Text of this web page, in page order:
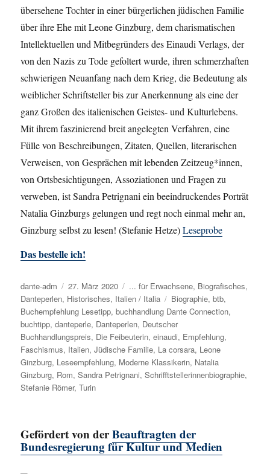
übersehene Tochter in einer bürgerlichen jüdischen Familie
über ihre Ehe mit Leone Ginzburg, dem charismatischen
Intellektuellen und Mitbegründers des Einaudi Verlags, der
von den Nazis zu Tode gefoltert wurde, ihren schmerzhaften
schwierigen Neuanfang nach dem Krieg, die Bedeutung als
weiblicher Schriftsteller bis zur Anerkennung als eine der
ganz Großen des italienischen Geistes- und Kulturlebens.
Mit ihrem faszinierend breit angelegten Verfahren, eine
Fülle von Beschreibungen, Zitaten, Quellen, literarischen
Verweisen, von Gesprächen mit lebenden Zeitzeug*innen,
von Ortsbesichtigungen, Assoziationen und Fragen zu
verweben, ist Sandra Petrignani ein beeindruckendes Porträt
Natalia Ginzburgs gelungen und regt noch einmal mehr an,
Ginzburg selbst zu lesen! (Stefanie Hetze)Leseprobe
Das bestelle ich!
Autor
dante-adm
Veröffentlicht
am
27. März 2020 Kategorien
... für Erwachsene, Biografisches,
Danteperlen, Historisches, Italien / Italia Schlagwörter
Biographie,btb,
Buchempfehlung Lesetipp,buchhandlung Dante Connection,
buchtipp,danteperle, Danteperlen, Deutscher
Buchhandlungspreis, Die Feibeuterin,einaudi, Empfehlung,
Faschismus, Italien,Jüdische Familie, La corsara, Leone
Ginzburg, Leseempfehlung, Moderne Klassikerin, Natalia
Ginzburg, Rom,Sandra Petrignani,Schrifftstellerinnenbiographie,
Stefanie Römer,Turin
Gefördert von derBeauftragten der
Bundesregierung für Kultur und Medien